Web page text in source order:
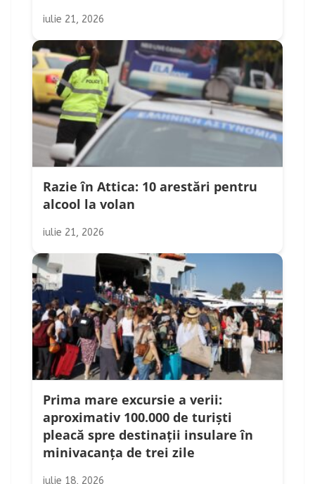
iulie 21, 2026
Razie în Attica: 10 arestări pentru
alcool la volan
iulie 21, 2026
Prima mare excursie a verii:
aproximativ 100.000 de turiști
pleacă spre destinații insulare în
minivacanța de trei zile
iulie 18, 2026